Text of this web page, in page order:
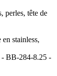
stainless,